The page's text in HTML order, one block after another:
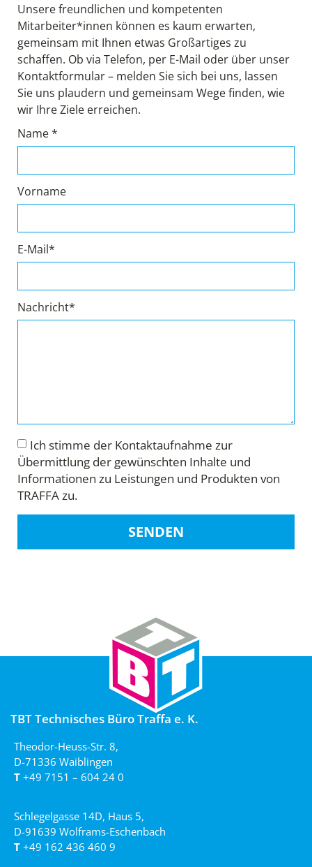
Unsere freundlichen und kompetenten
Mitarbeiter*innen können es kaum erwarten,
gemeinsam mit Ihnen etwas Großartiges zu
schaffen. Ob via Telefon, per E-Mail oder über unser
Kontaktformular – melden Sie sich bei uns, lassen
Sie uns plaudern und gemeinsam Wege finden, wie
wir Ihre Ziele erreichen.
Name *
Vorname
E-Mail*
Nachricht*
Ich stimme der Kontaktaufnahme zur
Übermittlung der gewünschten Inhalte und
Informationen zu Leistungen und Produkten von
TRAFFA zu.
SENDEN
TBT Technisches Büro Traffa e. K.
Theodor-Heuss-Str. 8,
D-71336 Waiblingen
T +49 7151 – 604 24 0
Schlegelgasse 14D, Haus 5,
D-91639 Wolframs-Eschenbach
T +49 162 436 460 9